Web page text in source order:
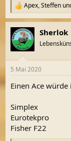
R
e
a
k
t
i
e
:
Apex,Steffen
Sherlok
5 Mai 2020
Einen Ace
Simplex
Eurotekpro
Fisher F22